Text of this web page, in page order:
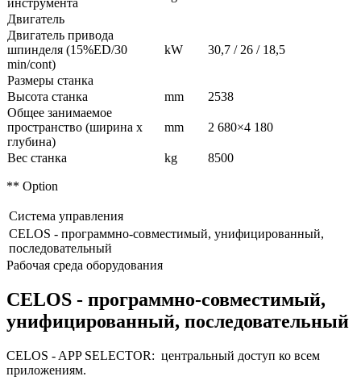
инструмента
Двигатель
Двигатель привода
шпинделя (15%ED/30
min/cont)
kW 30,7 / 26 / 18,5
Размеры станка
Высота станка
mm
2538
Общее занимаемое
пространство (ширина х
глубина)
mm 2 680×4 180
Вес станка kg 8500
** Option
Система управления
CELOS - программно-совместимый, унифицированный,
последовательный
Рабочая среда оборудования
CELOS - программно-совместимый,
унифицированный, последовательный
CELOS - APP SELECTOR: центральный доступ ко всем
приложениям.